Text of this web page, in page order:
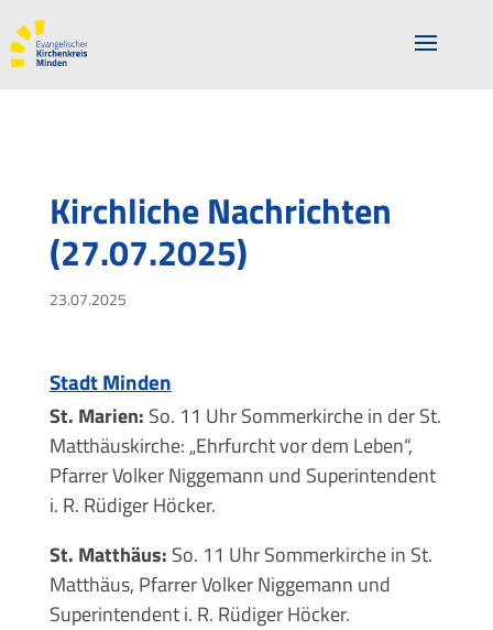
Kirchliche Nachrichten
(27.07.2025)
23.07.2025
Stadt Minden
St. Marien: So. 11 Uhr Sommerkirche in der St.
Matthäuskirche: „Ehrfurcht vor dem Leben“,
Pfarrer Volker Niggemann und Superintendent
i. R. Rüdiger Höcker.
St. Matthäus: So. 11 Uhr Sommerkirche in St.
Matthäus, Pfarrer Volker Niggemann und
Superintendent i. R. Rüdiger Höcker.